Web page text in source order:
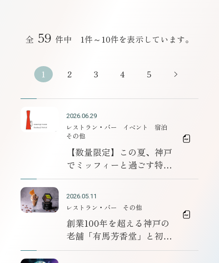
全 59 件中 1件～10件を表示しています。
1 2 3 4 5
2026.06.29
レストラン・バー イベント
宿泊
その他
【数量限定】この夏、神戸
でミッフィーと過ごす特別
な癒やし旅。
2026.05.11
レストラン・バー その他
創業100年を超える神戸の
老舗「有馬芳香堂」と初の
コラボレーション ～ホテ